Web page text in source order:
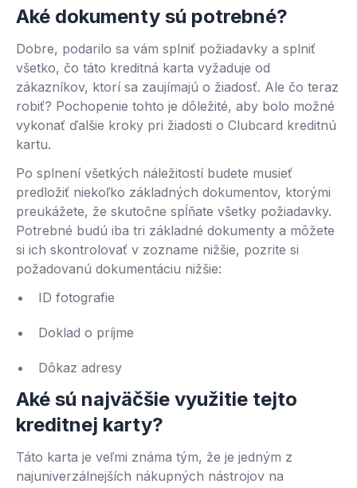
Aké dokumenty sú potrebné?
Dobre, podarilo sa vám splniť požiadavky a splniť
všetko, čo táto kreditná karta vyžaduje od
zákazníkov, ktorí sa zaujímajú o žiadosť. Ale čo teraz
robiť? Pochopenie tohto je dôležité, aby bolo možné
vykonať ďalšie kroky pri žiadosti o Clubcard kreditnú
kartu.
Po splnení všetkých náležitostí budete musieť
predložiť niekoľko základných dokumentov, ktorými
preukážete, že skutočne spĺňate všetky požiadavky.
Potrebné budú iba tri základné dokumenty a môžete
si ich skontrolovať v zozname nižšie, pozrite si
požadovanú dokumentáciu nižšie:
ID fotografie
Doklad o príjme
Dôkaz adresy
Aké sú najväčšie využitie tejto
kreditnej karty?
Táto karta je veľmi známa tým, že je jedným z
najuniverzálnejších nákupných nástrojov na